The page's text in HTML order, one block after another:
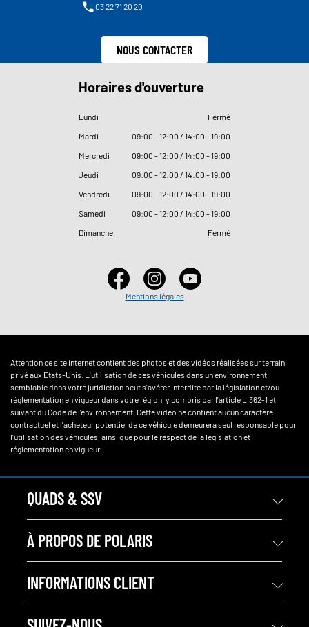
03 22 71 20 20
NOUS CONTACTER
Horaires d'ouverture
Lundi
Fermé
Mardi
09:00 - 12:00 / 14:00 - 19:00
Mercredi
09:00 - 12:00 / 14:00 - 19:00
Jeudi
09:00 - 12:00 / 14:00 - 19:00
Vendredi
09:00 - 12:00 / 14:00 - 19:00
Samedi
09:00 - 12:00 / 14:00 - 19:00
Dimanche
Fermé
Mentions légales
Attention ce site internet contient des photos et des vidéos réalisées sur terrain
privé aux Etats-Unis. L'utilisation de ces véhicules dans un environnement
semblable dans votre juridiction peut s'avérer interdite par la législation et/ou
réglementation en vigueur dans votre région, y compris par l'article L.362-1 et
suivant du Code de l'environnement. Cette vidéo ne contient aucun caractère
contractuel et l'acheteur potentiel de ce véhicule demeurera seul responsable pour
l'utilisation des véhicules, ainsi que pour le respect de la législation et
réglementation en vigueur.
QUADS & SSV
À PROPOS DE POLARIS
INFORMATIONS CLIENT